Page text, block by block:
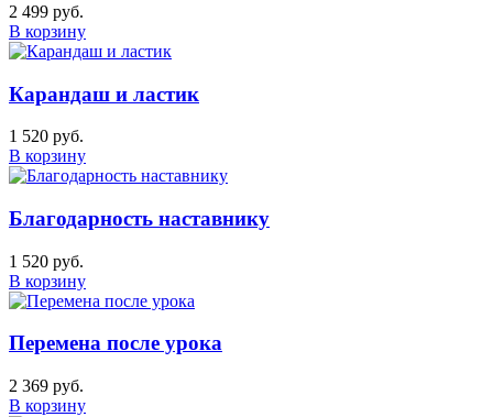
2 499 руб.
В корзину
Карандаш и ластик
1 520 руб.
В корзину
Благодарность наставнику
1 520 руб.
В корзину
Перемена после урока
2 369 руб.
В корзину